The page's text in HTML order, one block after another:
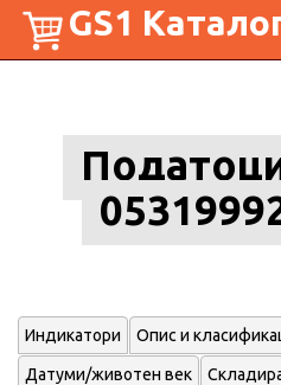
GS1
Индикатори Опис и
Датуми/животен век